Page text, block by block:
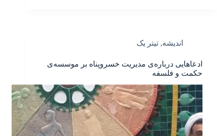
اندیشه, تیتر یک
ادعاهایی درباره‌ی مدیریت خسروپناه بر موسسه‌ی
حکمت و فلسفه